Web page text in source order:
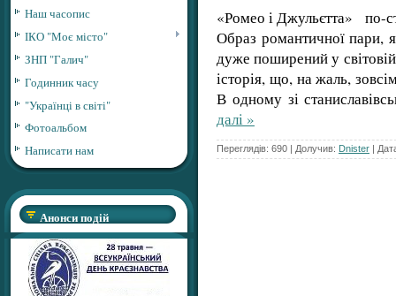
Наш часопис
ІКО "Моє місто"
ЗНП "Галич"
Годинник часу
"Українці в світі"
Фотоальбом
Написати нам
Анонси подій
«Ромео і Джульєтта» по-
Образ романтичної пари,
дуже поширений у
історія, що, на жаль,
В одному зі
далі »
Переглядів: 690 | Долучив: Dnister |